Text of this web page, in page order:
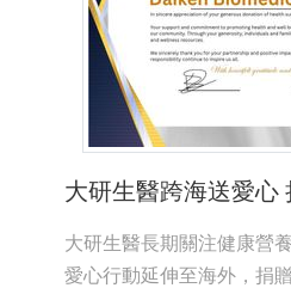
大研生醫長期關注健康營
愛心行動延伸至海外，捐